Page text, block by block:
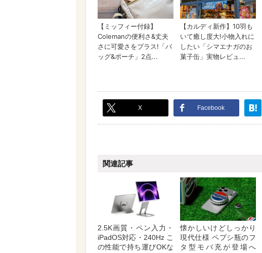
X Facebook
関連記事
2.5K画質・ペン入力・
iPadOS対応・240Hz こ
の性能で持ち運びOKな
懐かしいけどしっかり
現代仕様 ペプシ瓶のフ
タ型モバ充が登場へ